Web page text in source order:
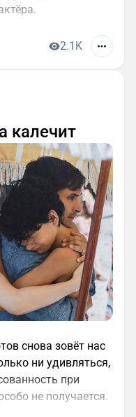
2.1K
калечит
снова зовёт нас
ни удивляться,
при
не получается.